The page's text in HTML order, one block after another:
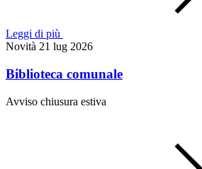
Leggi di più
Novità 21 lug 2026
Biblioteca comunale
Avviso chiusura estiva